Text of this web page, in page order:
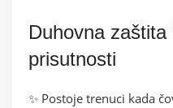
Duhovna zaštita
prisutnosti
✨ Postoje trenuci kada